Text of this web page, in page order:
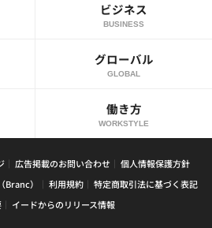
ビジネス
BUSINESS
グローバル
GLOBAL
働き方
WORKSTYLE
広告掲載のお問い合わせ
個人情報保護方針
Branc）
利用規約
特定商取引法に基づく表記
イードからのリリース情報